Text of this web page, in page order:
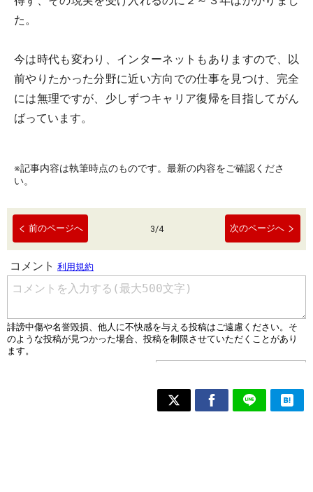
た。
今は時代も変わり、インターネットもありますので、以
前やりたかった分野に近い方向での仕事を見つけ、完全
には無理ですが、少しずつキャリア復帰を目指してがん
ばっています。
※記事内容は執筆時点のものです。最新の内容をご確認くださ
い。
前のページへ 3/4 次のページへ